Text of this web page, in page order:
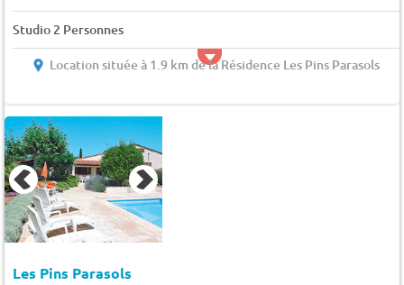
Studio 2 Personnes
Location située à 1.9 km de la Résidence Les Pins Parasols
Les Pins Parasols